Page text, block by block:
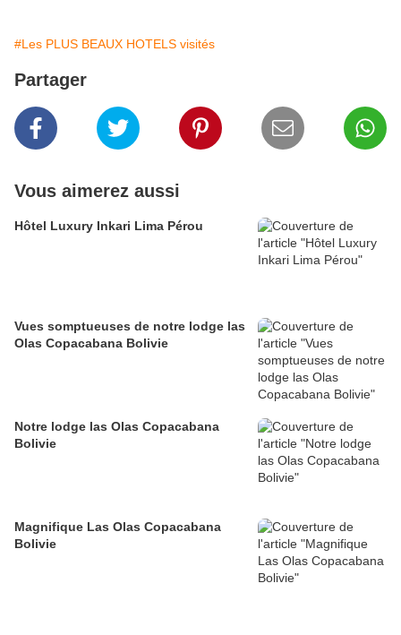
#Les PLUS BEAUX HOTELS visités
Partager
Vous aimerez aussi
Hôtel Luxury Inkari Lima Pérou
Vues somptueuses de notre lodge las
Olas Copacabana Bolivie
Notre lodge las Olas Copacabana
Bolivie
Magnifique Las Olas Copacabana
Bolivie